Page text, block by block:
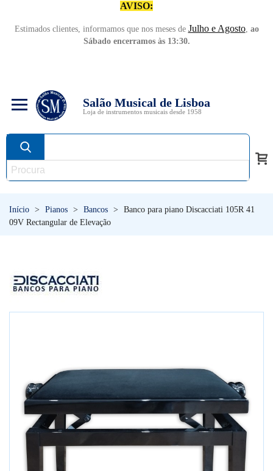
AVISO:
Estimados clientes, informamos que nos meses de Julho e Agosto, ao
Sábado encerramos às 13:30.
Salão Musical de Lisboa
Loja de instrumentos musicais desde 1958
Início > Pianos > Bancos >
Banco para piano Discacciati 105R 41
09V Rectangular de Elevação